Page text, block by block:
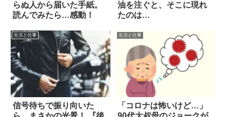
らぬ人から届いた手紙。
読んでみたら…感動！
油を注ぐと、そこに現れ
たのは…
生活と仕事
信号待ちで振り向いた
生活と仕事
「コロナは怖いけど…」